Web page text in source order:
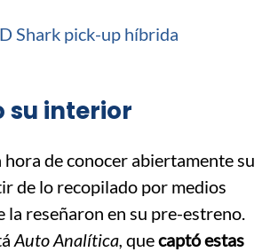
su interior
de conocer abiertamente su
de lo recopilado por medios
la reseñaron en su pre-estreno.
Auto Analítica, quecaptó estas